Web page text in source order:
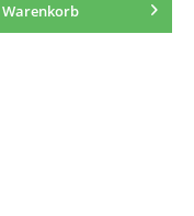
Warenkorb